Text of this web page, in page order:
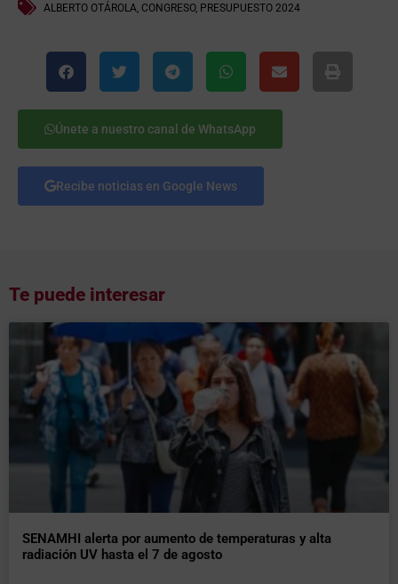
ALBERTO OTÁROLA CONGRESO, PRESUPUESTO 2024
Únete a nuestro canal de WhatsApp
Recibe noticias en Google News
Te puede interesar
SENAMHI alerta por aumento de temperaturas y alta
radiación UV hasta el 7 de agosto